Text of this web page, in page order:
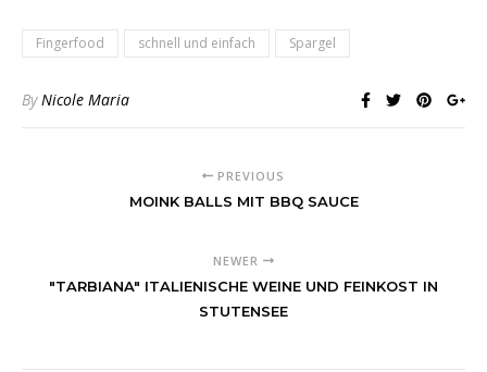
Fingerfood schnell und einfach Spargel
ByNicole Maria
PREVIOUS
MOINK BALLS MIT BBQ SAUCE
NEWER
"TARBIANA" ITALIENISCHE WEINE UND FEINKOST IN
STUTENSEE